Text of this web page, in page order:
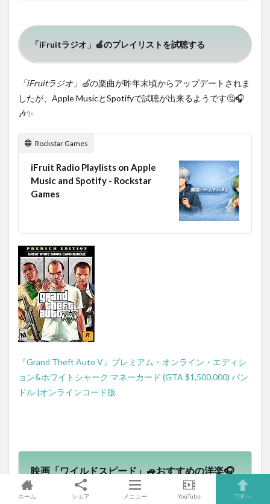
「iFruitラジオ」🍏のプレイリストを試聴する
「iFruitラジオ」🍏の楽曲が昨年末頃からアップデートされま
したが、Apple MusicとSpotifyで試聴が出来るようです🤔🎧
🎶✨
Rockstar Games
iFruit Radio Playlists on Apple
Music and Spotify - Rockstar
Games
『Grand Theft Auto V』プレミアム・オンライン・エディシ
ョン&ホワイトシャーク マネーカード (GTA $1,500,000) バン
ドル |オンラインコード版
映画「ワイルドスピード」🚙おすすめの洋楽🎧
✨😘
ホーム シェア メニュー YouTube TOPへ